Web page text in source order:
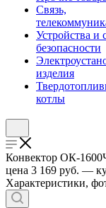
Связь,
Устройства и
безопасности
изделия
котлы
Конвектор ОК-
цена 3 169 руб. —
Характеристики,